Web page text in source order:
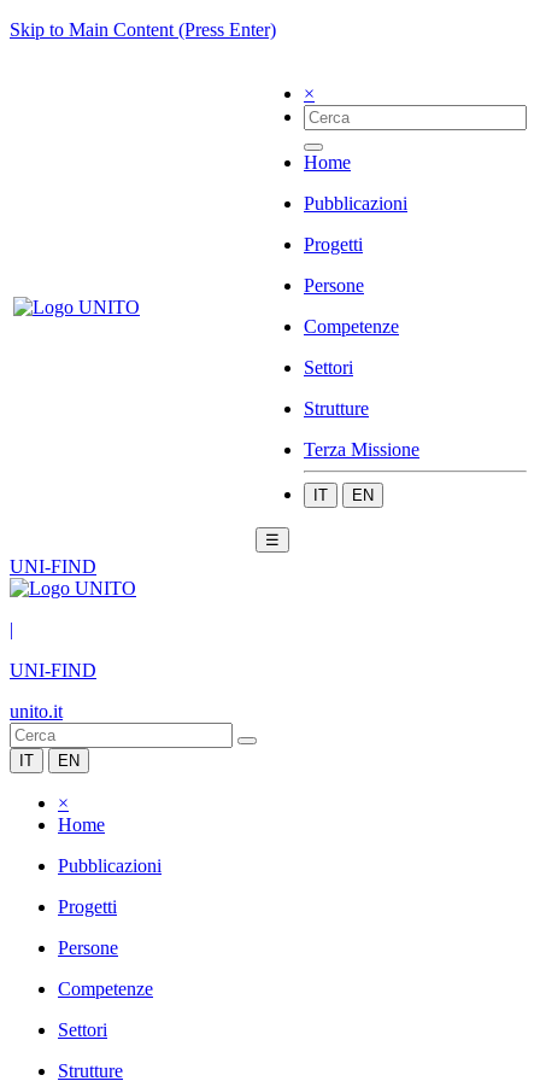
Skip to Main Content (Press Enter)
×
Home
Pubblicazioni
Progetti
Persone
Competenze
Settori
Strutture
Terza Missione
IT EN
☰
UNI-FIND
|
UNI-FIND
unito.it
IT EN
×
Home
Pubblicazioni
Progetti
Persone
Competenze
Settori
Strutture